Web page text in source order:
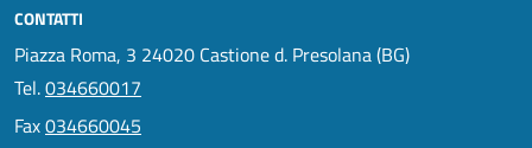
CONTATTI
Piazza Roma, 3 24020 Castione d. Presolana (BG)
Tel.034660017
Fax034660045